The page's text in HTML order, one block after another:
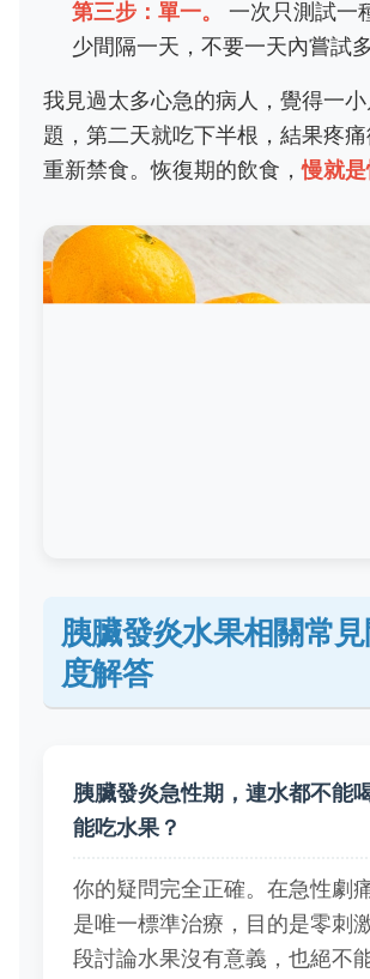
第三步：單一。
一次只測試一
少間隔一天，不要一天內嘗試多
我見過太多心急的病人，覺得一
題，第二天就吃下半根，結果疼
重新禁食。恢復期的飲食，慢就
胰臟發炎水果相關常
度解答
胰臟發炎急性期，連水都不能
能吃水果？
你的疑問完全正確。在急性劇
是唯一標準治療，目的是零刺
段討論水果沒有意義，也絕不